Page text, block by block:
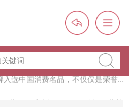
业技能培训及认定班开班通知
销商群体会消失吗？
选中国消费名品，不仅仅是荣誉那
酒、黄酒）